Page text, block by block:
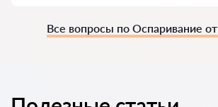
Все вопросы по Оспаривание